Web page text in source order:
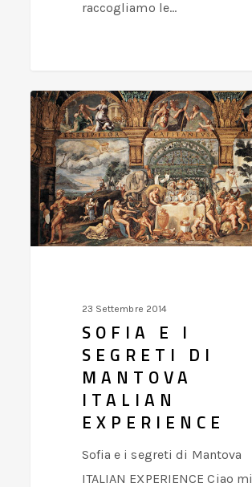
raccogliamo le…
Sofia
e
i
segreti
di
Mantova
ITALIAN
23 Settembre 2014
SOFIA E I
SEGRETI DI
MANTOVA
ITALIAN
EXPERIENCE
Sofia e i segreti di Mantova
ITALIAN EXPERIENCE Ciao mi